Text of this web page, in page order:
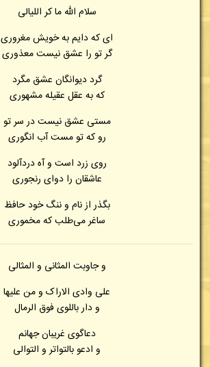
سلام الله ما کر اللیالی
ای که دایم به خویش مغروری
گر تو را عشق نیست معذوری
گرد دیوانگان عشق مگرد
که به عقل عقیله مشهوری
مستی عشق نیست در سر تو
رو که تو مست آب انگوری
روی زرد است و آه دردآلود
عاشقان را دوای رنجوری
بگذر از نام و ننگ خود حافظ
ساغر می‌طلب که مخموری
و جاوبت المثانی و المثالی
علی وادی الاراک و من علیها
و دار باللوی فوق الرمال
دعاگوی غریبان جهانم
و ادعو بالتواتر و التوالی